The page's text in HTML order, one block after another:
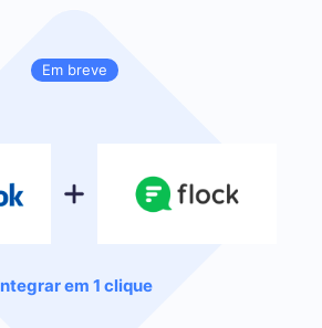
Em breve
em 1 clique